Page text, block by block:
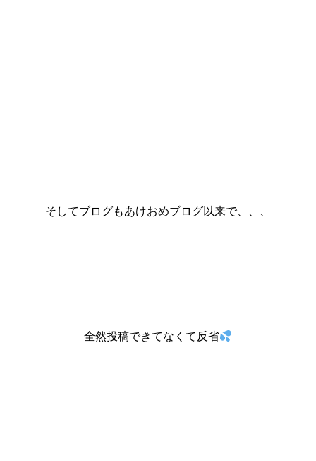
そしてブログもあけおめブログ以来で、、、
全然投稿できてなくて反省